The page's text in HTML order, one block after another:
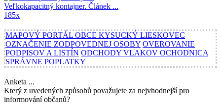
Veľkokapacitný kontajner. Článek ...
185x
MAPOVÝ PORTÁL OBCE KYSUCKÝ LIESKOVEC
OZNAČENIE ZODPOVEDNEJ OSOBY OVEROVANIE
PODPISOV A LISTÍN ODCHODY VLAKOV OCHODNICA
SPRÁVNE POPLATKY
Anketa ...
Který z uvedených způsobů považujete za nejvhodnejší pro
informování občanů?